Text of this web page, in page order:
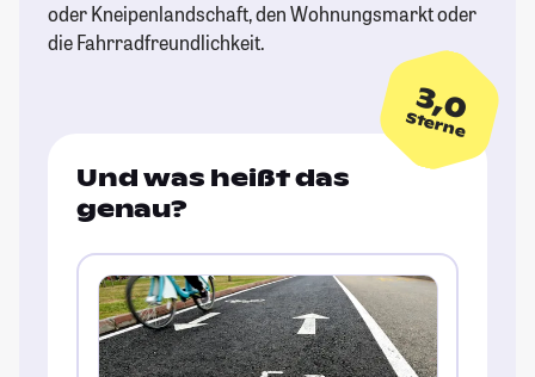
oder Kneipenlandschaft, den Wohnungsmarkt oder
die Fahrradfreundlichkeit.
3,0
Sterne
Und was heißt das
genau?